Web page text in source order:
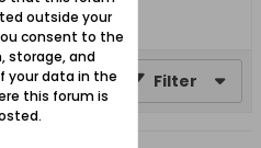
Filter
outside your
consent to the
storage, and
your data in the
this forum is